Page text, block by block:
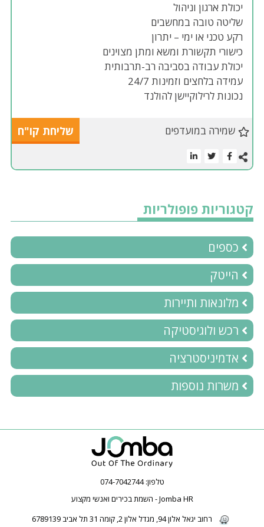
יכולת ארגון וניהול
שליטה טובה במחשבים
רקע טכני או ימי – יתרון
כישורי תקשורת ומשא ומתן מצוינים
יכולת עבודה בסביבה רב-תרבותית
עמידה בלחצים וזמינות 24/7
נכונות לרילוקיישן להולנד
שמירה במועדפים שליחת קו"ח
קטגוריות פופולריות
כספים
הייטק
מלונאות ותיירות
רכש ולוגיסטיקה
אדמיניסטרציה
משרות נוספות
טלפון:074-7042744
Jomba HR - השמת בכירים ואנשי מקצוע
רחוב יגאל אלון 94, מגדל אלון 2, קומה 31 תל אביב 6789139